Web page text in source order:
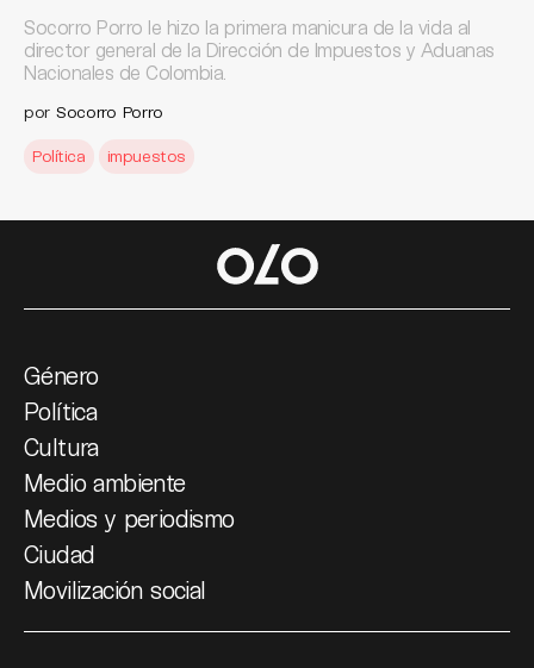
Socorro Porro le hizo la primera manicura de la vida al
director general de la Dirección de Impuestos y Aduanas
Nacionales de Colombia.
por Socorro Porro
Política impuestos
Género
Política
Cultura
Medio ambiente
Medios y periodismo
Ciudad
Movilización social